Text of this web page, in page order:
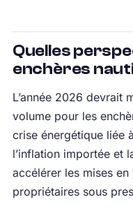
Quelles
enchères
L’année 2026 devrait
volume pour les
crise énergétique liée
l’inflation importée et
accélérer les mises
propriétaires sous